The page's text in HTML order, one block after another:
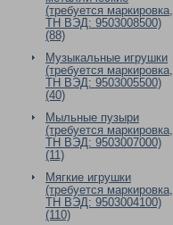
(требуется маркировка,
ТН ВЭД: 9503008500)
(88)
Музыкальные игрушки
(требуется маркировка,
ТН ВЭД: 9503005500)
(40)
Мыльные пузыри
(требуется маркировка,
ТН ВЭД: 9503007000)
(11)
Мягкие игрушки
(требуется маркировка,
ТН ВЭД: 9503004100)
(110)